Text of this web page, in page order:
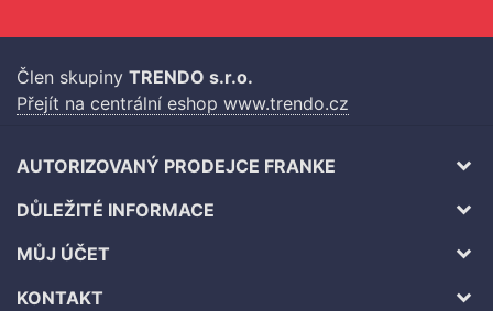
Člen skupiny TRENDO s.r.o.
Přejít na centrální eshop www.trendo.cz
AUTORIZOVANÝ PRODEJCE FRANKE
DŮLEŽITÉ INFORMACE
MŮJ ÚČET
KONTAKT